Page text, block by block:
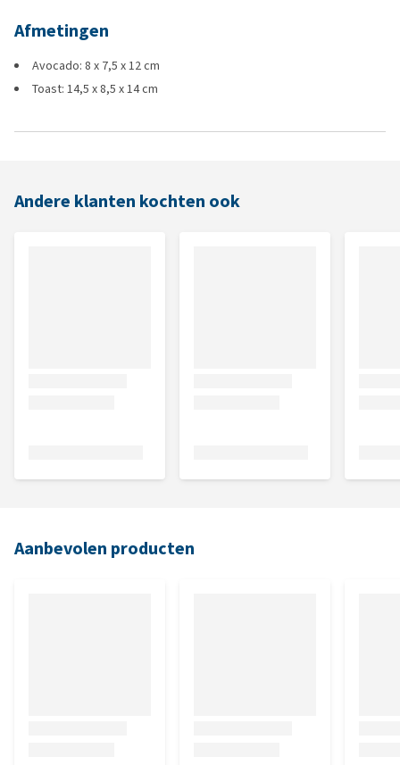
Afmetingen
Avocado: 8 x 7,5 x 12 cm
Toast: 14,5 x 8,5 x 14 cm
Andere klanten kochten ook
Aanbevolen producten